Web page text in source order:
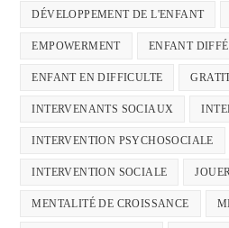
DÉVELOPPEMENT DE L'ENFANT
EMPOWERMENT ENFANT
ENFANT EN DIFFICULTE
INTERVENANTS SOCIAUX
INTERVENTION PSYCHOSOCIALE
INTERVENTION SOCIALE
MENTALITÉ DE CROISSANCE